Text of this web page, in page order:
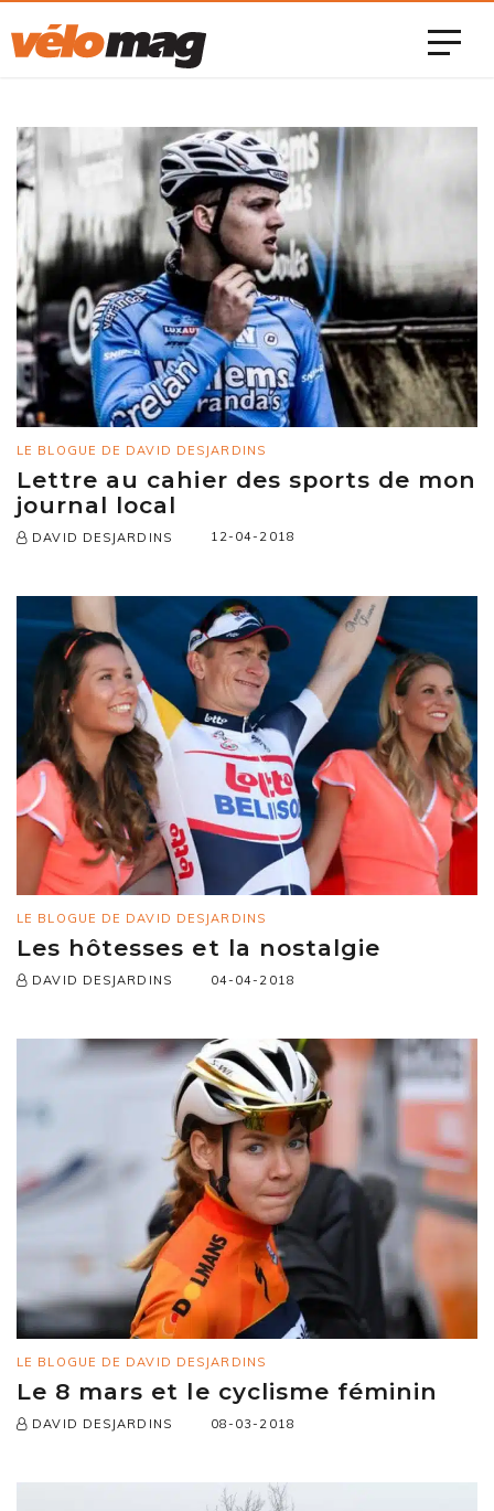
LE BLOGUE DE DAVID DESJARDINS
Lettre au cahier des sports de mon
journal local
DAVID DESJARDINS 12-04-2018
LE BLOGUE DE DAVID DESJARDINS
Les hôtesses et la nostalgie
DAVID DESJARDINS 04-04-2018
LE BLOGUE DE DAVID DESJARDINS
Le 8 mars et le cyclisme féminin
DAVID DESJARDINS 08-03-2018